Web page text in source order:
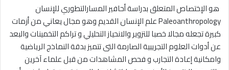
هو الإختصاص المتعلق بدراسة أحافير المسارالتطوري للإنسان
Paleoanthropology علم الإنسان القديم وهو مجال يعاني من أزمات
كبيرة تجعله مجالا خصبا للتزوير والانحياز التحليلي و تراكم التخمينات والبعد
عن أدوات العلوم التجريبية الصارمة التى تتميز بدقة النماذج الرياضية
وامكانية إعادة التجارب و فحص المشاهدات من قبل علماء آخرين